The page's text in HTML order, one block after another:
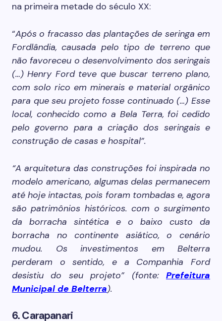
na primeira metade do século XX:
“Após o fracasso das plantações de seringa em
Fordlândia, causada pelo tipo de terreno que
não favoreceu o desenvolvimento dos seringais
(…) Henry Ford teve que buscar terreno plano,
com solo rico em minerais e material orgânico
para que seu projeto fosse continuado (…) Esse
local, conhecido como a Bela Terra, foi cedido
pelo governo para a criação dos seringais e
construção de casas e hospital”.
“A arquitetura das construções foi inspirada no
modelo americano, algumas delas permanecem
até hoje intactas, pois foram tombadas e, agora
são patrimônios históricos. com o surgimento
da borracha sintética e o baixo custo da
borracha no continente asiático, o cenário
mudou. Os investimentos em Belterra
perderam o sentido, e a Companhia Ford
desistiu do seu projeto” (fonte: Prefeitura
Municipal de Belterra).
6. Carapanari